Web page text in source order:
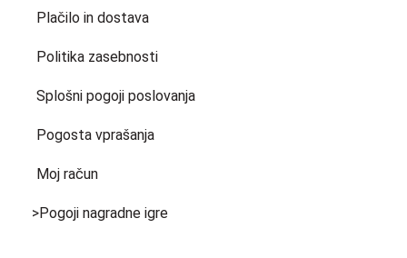
Plačilo in dostava
Politika zasebnosti
Splošni pogoji poslovanja
Pogosta vprašanja
Moj račun
>Pogoji nagradne igre